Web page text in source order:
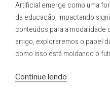
Artificial emerge como uma
da educação, impactando
conteúdos para a modalidade
artigo, exploraremos o papel
como isso está moldando o
Continue lendo